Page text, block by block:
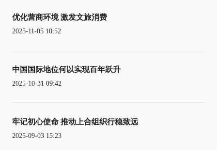
优化营商环境 激发文旅消费
2025-11-05 10:52
中国国际地位何以实现百年跃升
2025-10-31 09:42
牢记初心使命 推动上合组织行稳致远
2025-09-03 15:23